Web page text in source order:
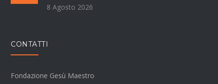
8 Agosto 2026
CONTATTI
Fondazione Gesù Maestro